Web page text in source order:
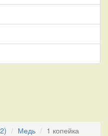
Медь 1 копейка